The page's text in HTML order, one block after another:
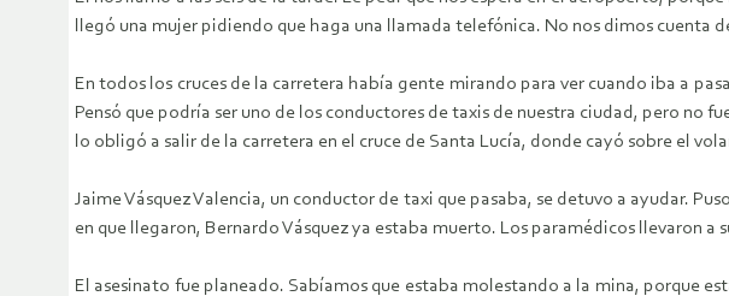
llegó una mujer pidiendo que haga una llamada telefónica. No nos dimos cuenta
En todos los cruces de la carretera había gente mirando para ver cuando iba a
Pensó que podría ser uno de los conductores de taxis de nuestra ciudad, pero no
lo obligó a salir de la carretera en el cruce de Santa Lucía, donde cayó sobre el
Jaime Vásquez Valencia, un conductor de taxi que pasaba, se detuvo a ayudar.
en que llegaron, Bernardo Vásquez ya estaba muerto. Los paramédicos llevaron
El asesinato fue planeado. Sabíamos que estaba molestando a la mina, porque